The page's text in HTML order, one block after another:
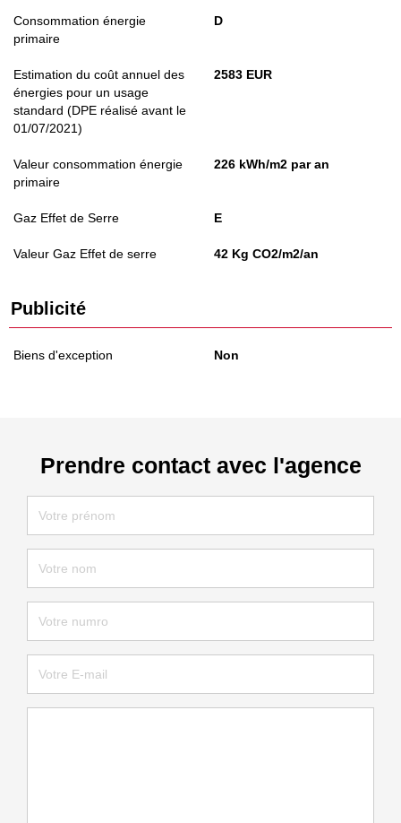
Consommation énergie
primaire
D
Estimation du coût annuel des
énergies pour un usage
standard (DPE réalisé avant le
01/07/2021)
2583 EUR
Valeur consommation énergie
primaire
226 kWh/m2 par an
Gaz Effet de Serre E
Valeur Gaz Effet de serre 42 Kg CO2/m2/an
Publicité
Biens d'exception Non
Prendre contact avec l'agence